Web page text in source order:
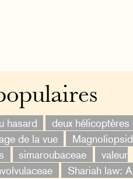
hasard
deux hélicoptères
de la vue
simaroubaceae
valeur
Shariah law: